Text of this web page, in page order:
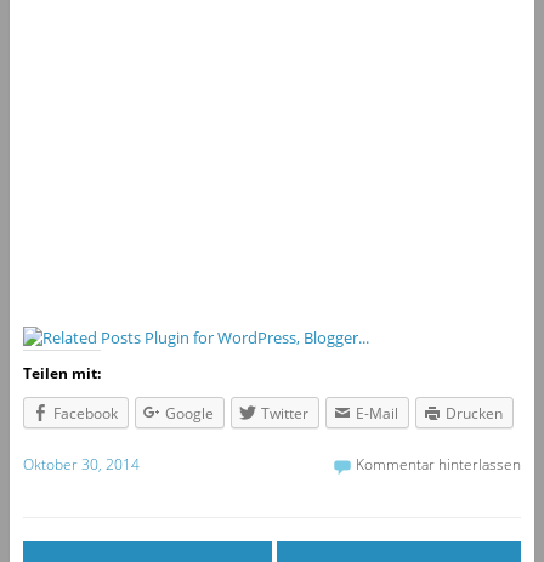
Teilen mit:
Facebook
Google Twitter E-Mail Drucken
Oktober 30, 2014 Kommentar hinterlassen